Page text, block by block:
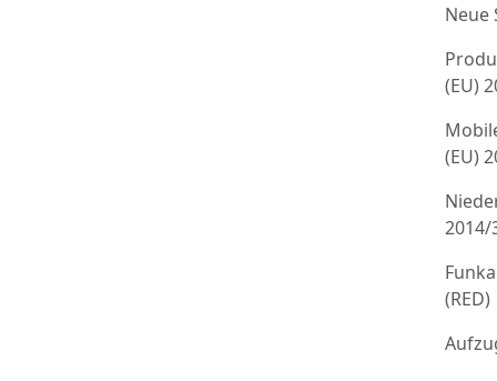
Neue
(EU)
(EU)
2014/
(RED)